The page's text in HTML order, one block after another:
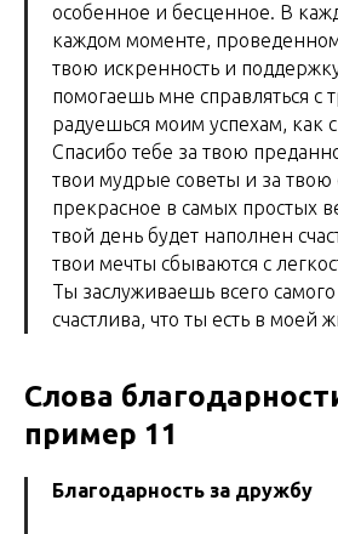
особенное и бесценное. В
каждом моменте,
твою искренность и
помогаешь мне справляться с
радуешься моим успехам, как
Спасибо тебе за твою
твои мудрые советы и за твою
прекрасное в самых простых
твой день будет наполнен
твои мечты сбываются с
Ты заслуживаешь всего
счастлива, что ты есть в моей
Слова
пример 11
Благодарность за дружбу